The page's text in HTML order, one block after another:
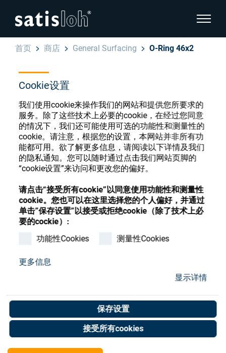
Cookie设置
我们使用cookie来操作我们的网站和提供您所要求的
服务。除了这些技术上必要的cookie，在经过您同意
的情况下，我们还可能使用可选的功能性和测量性的
cookie。请注意，根据您的设置，本网站并非所有功
能都可用。欲了解更多信息，请阅读以下详情及我们
的隐私通知。您可以随时通过点击我们网站页脚的
“cookie设置”来访问和更改您的偏好。
请点击“接受所有cookie”以同意使用功能性和测量性
cookie。您也可以在这里选择您的个人偏好，并通过
单击”保存设置”以接受或拒绝cookie（除了技术上必
要的cockie）:
功能性Cookies
测量性Cookies
更多信息
显示详情
保存设置
接受所有cookies
显示页
汉语
眼镜光学
精密光学
我们是谁
加入我们
English
Deutsch
Español
Français
首页 商店 General Surfacing O-Ring 46x2
眼镜光学耗材商店
注册或登录以访问您的帐户，并了解我们的各
种眼镜光学耗材
注册 登录
Art. No. 50000432
Unit of measure : Piece